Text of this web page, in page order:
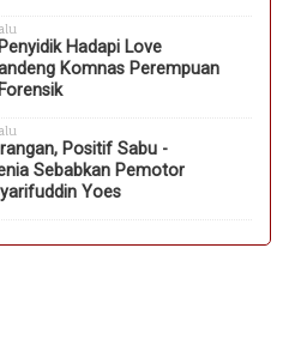
Hadapi Love
Komnas Perempuan
Positif Sabu -
Sebabkan Pemotor
Yoes